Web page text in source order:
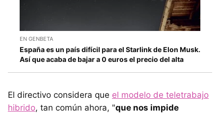
EN GENBETA
España es un país difícil para el Starlink de Elon Musk.
Así que acaba de bajar a 0 euros el precio del alta
El directivo considera que el modelo de teletrabajo
hibrido, tan común ahora, "que nos impide